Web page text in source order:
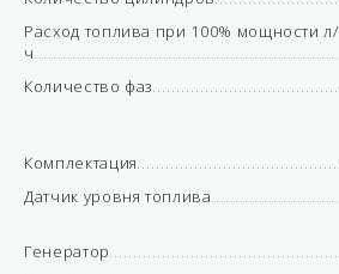
Расход топлива при 100% мощности л/
ч
Количество фаз
Комплектация
Датчик уровня топлива
Генератор